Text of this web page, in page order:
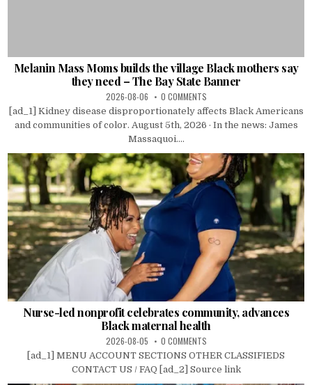
Melanin Mass Moms builds the village Black mothers say
they need – The Bay State Banner
2026-08-06 0 COMMENTS
[ad_1] Kidney disease disproportionately affects Black Americans
and communities of color. August 5th, 2026 · In the news: James
Massaquoi....
Nurse-led nonprofit celebrates community, advances
Black maternal health
2026-08-05 0 COMMENTS
[ad_1] MENU ACCOUNT SECTIONS OTHER CLASSIFIEDS
CONTACT US / FAQ [ad_2] Source link